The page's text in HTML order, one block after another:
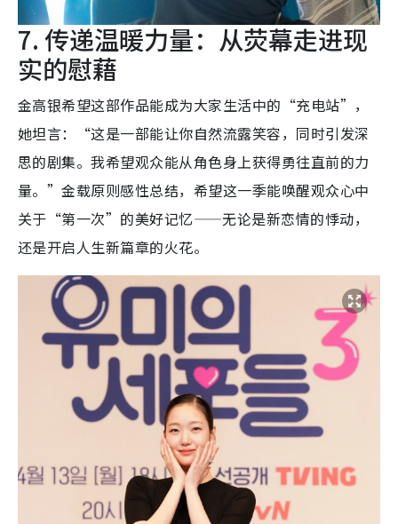
7. 传递温暖力量：从荧幕走进现
实的慰藉
金高银希望这部作品能成为大家生活中的“充电站”，
她坦言：“这是一部能让你自然流露笑容，同时引发深
思的剧集。我希望观众能从角色身上获得勇往直前的力
量。”金载原则感性总结，希望这一季能唤醒观众心中
关于“第一次”的美好记忆——无论是新恋情的悸动，
还是开启人生新篇章的火花。